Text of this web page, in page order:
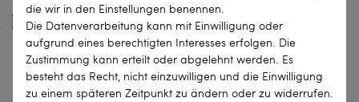
die wir in den Einstellungen benennen.
Die Datenverarbeitung kann mit Einwilligung oder
aufgrund eines berechtigten Interesses erfolgen. Die
Zustimmung kann erteilt oder abgelehnt werden. Es
besteht das Recht, nicht einzuwilligen und die Einwilligung
zu einem späteren Zeitpunkt zu ändern oder zu widerrufen.